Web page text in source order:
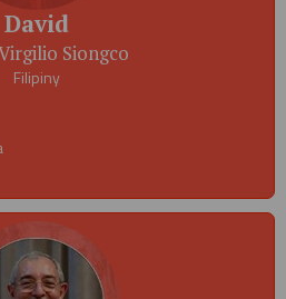
David
Siongco
Filipiny